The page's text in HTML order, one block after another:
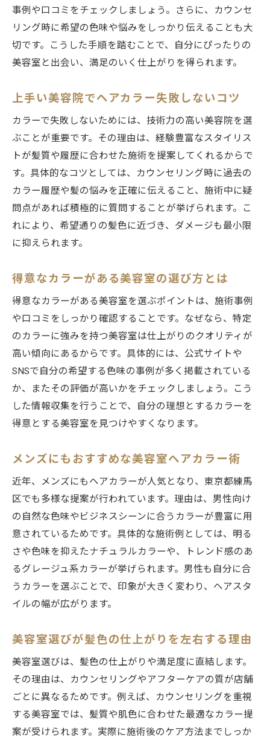
事例や口コミをチェックしましょう。さらに、カウンセ
リング時に希望の色味や悩みをしっかり伝えることも大
切です。こうした手順を踏むことで、自分にぴったりの
美容室と出会い、満足のいく仕上がりを得られます。
上手い美容院でヘアカラー失敗しないコツ
カラーで失敗しないためには、技術力の高い美容院を選
ぶことが重要です。その理由は、経験豊富なスタイリス
トが髪質や履歴に合わせた施術を提案してくれるからで
す。具体的なコツとしては、カウンセリング時に過去の
カラー履歴や髪の悩みを正確に伝えること、施術中に疑
問点があれば積極的に質問することが挙げられます。こ
れにより、希望通りの髪色に近づき、ダメージも最小限
に抑えられます。
得意なカラーがある美容室の選び方とは
得意なカラーがある美容室を選ぶポイントは、施術事例
や口コミをしっかり確認することです。なぜなら、特定
のカラーに強みを持つ美容室は仕上がりのクオリティが
高い傾向にあるからです。具体的には、公式サイトや
SNSで自分の希望する色味の事例が多く掲載されている
か、またその評価が高いかをチェックしましょう。こう
した情報収集を行うことで、自分の理想とするカラーを
得意とする美容室を見つけやすくなります。
メンズにもおすすめな美容室ヘアカラー術
近年、メンズにもヘアカラーが人気となり、東京都練馬
区でも多様な提案が行われています。理由は、男性向け
の自然な色味やビジネスシーンに合うカラーが豊富に用
意されているためです。具体的な施術例としては、明る
さや色味を抑えたナチュラルカラーや、トレンド感のあ
るグレージュ系カラーが挙げられます。男性も自分に合
うカラーを選ぶことで、印象が大きく変わり、ヘアスタ
イルの幅が広がります。
美容室選びが髪色の仕上がりを左右する理由
美容室選びは、髪色の仕上がりや満足度に直結します。
その理由は、カウンセリングやアフターケアの質が店舗
ごとに異なるためです。例えば、カウンセリングを重視
する美容室では、髪質や肌色に合わせた最適なカラー提
案が受けられます。実際に施術後のケア方法までしっか